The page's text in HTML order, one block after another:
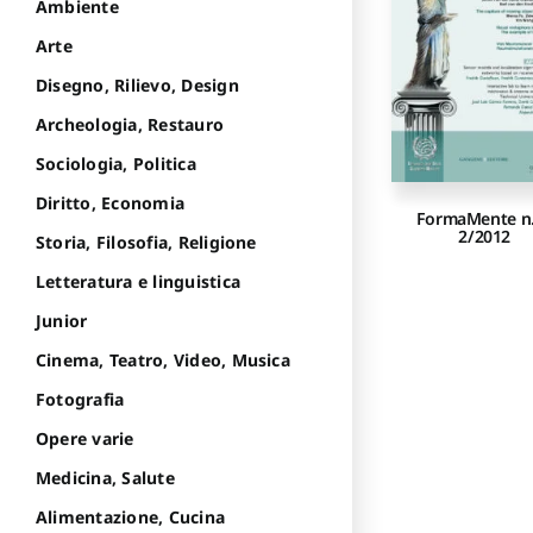
FormaMente
2/2012
Ambiente
Arte
Disegno, Rilievo, Design
Archeologia, Restauro
Sociologia, Politica
Diritto, Economia
Storia, Filosofia, Religione
Letteratura e linguistica
Junior
Cinema, Teatro, Video, Musica
Fotografia
Opere varie
Medicina, Salute
Alimentazione, Cucina